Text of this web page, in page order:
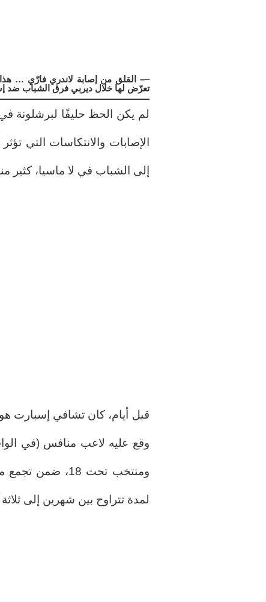
–– القلق من إصابة لاندري فارّي …
تعرّض لها خلال ديربي فرق الشباب ضد
لم يكن الحظ حليفًا لبرشلونة
الإصابات والانتكاسات التي
إلى الشباب في لا ماسيا،
ومنتخب تحت 18،
لمدة تتراوح بين شهرين إلى